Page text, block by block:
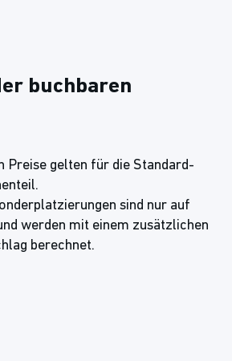
buchbaren
Preise gelten für die Standard-
sind nur auf
werden mit einem zusätzlichen
berechnet.